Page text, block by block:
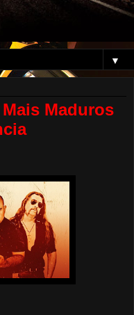
▼
Maduros